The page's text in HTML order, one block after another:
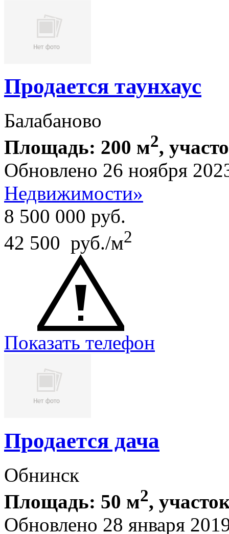
Продается таунхаус
Балабаново
Площадь: 200 м2,
Обновлено 26 ноября
Недвижимости»
8 500 000 руб.
42 500 руб./м2
Показать телефон
Продается дача
Обнинск
Площадь: 50 м2,
Обновлено 28 января